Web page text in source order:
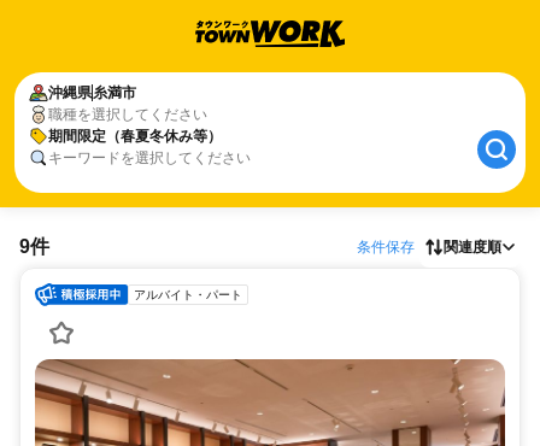
沖縄県糸満市
職種を選択してください
期間限定（春夏冬休み等）
キーワードを選択してください
9件 条件保存 関連度順
アルバイト・パート